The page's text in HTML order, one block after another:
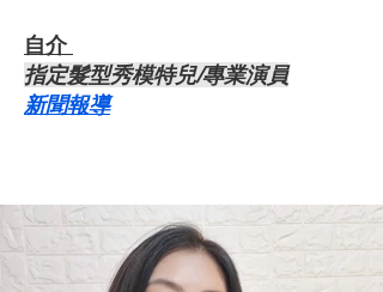
自介 ​
​指定髮型秀模特兒/專業演員
​新聞報導